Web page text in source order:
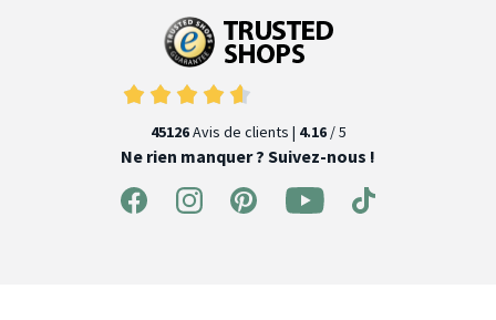
45126Avis de clients | 4.16/ 5
Ne rien manquer ? Suivez-nous !